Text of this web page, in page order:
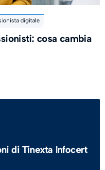
digitale
cosa cambia
di Tinexta Infocert